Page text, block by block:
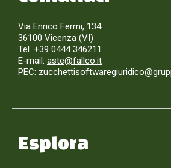
Via Enrico Fermi, 134
36100 Vicenza (VI)
Tel. +39 0444 346211
E-mail: aste@fallco.it
PEC:
Esplora